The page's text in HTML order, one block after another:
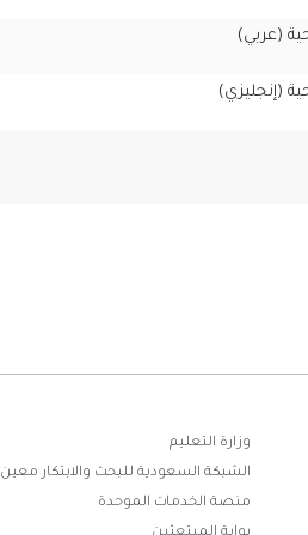
(عربي)
(إنجليزي)
روابط
الفوتر
وزارة التعليم
الشبكة السعودية للبحث والابتكار معين
منصة الخدمات الموحدة